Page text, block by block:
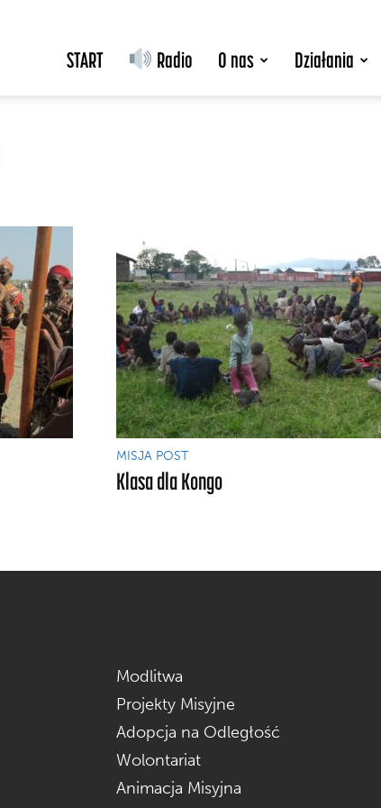
START Radio O nas Działania
MISJA POST
Klasa dla Kongo
Modlitwa
Projekty Misyjne
Adopcja na Odległość
Wolontariat
Animacja Misyjna